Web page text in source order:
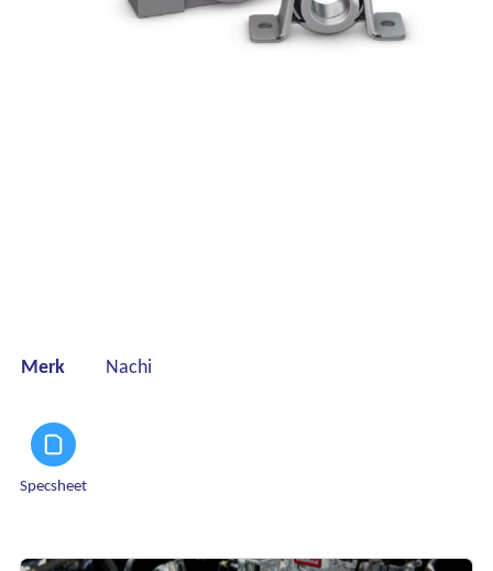
Merk Nachi
Specsheet